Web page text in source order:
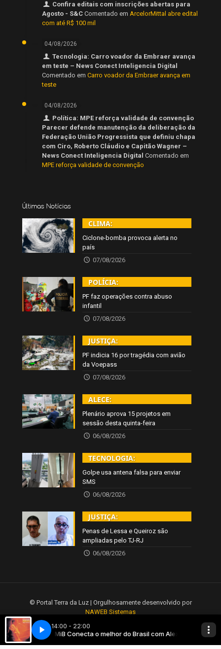
Confira editais com inscrições abertas para
Agosto - S&C Comentado em ArcelorMittal abre edital
com até R$ 100 mil
04/08/2026
Tecnologia: Carro voador da Embraer avança
em teste – News Conect Inteligencia Digital
Comentado em Carro voador da Embraer avança em
teste
04/08/2026
Política: MPE reforça validade de convenção
Parecer defende manutenção da deliberação da
Federação União Progressista que definiu chapa
com Ciro, Roberto Cláudio e Capitão Wagner –
News Conect Inteligencia Digital Comentado em
MPE reforça validade de convenção
Últimas Notícias
CLIMA:
Ciclone-bomba provoca alerta no
país
07/08/2026
POLÍCIA:
PF faz operações contra abuso
infantil
07/08/2026
JUSTIÇA:
PF indicia 16 por tragédia com avião
da Voepass
07/08/2026
ALECE:
Plenário aprova 15 projetos em
sessão desta quinta-feira
06/08/2026
TECNOLOGIA:
Golpe usa antena falsa para enviar
SMS
06/08/2026
JUSTIÇA:
Penas de Lessa e Queiroz são
ampliadas pelo TJ-RJ
06/08/2026
© Portal Terra da Luz | Orgulhosamente desenvolvido por
NAWEB Sistemas